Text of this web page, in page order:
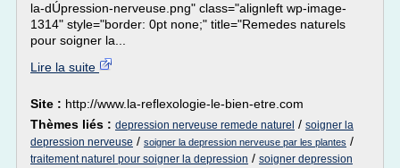
la-dÚpression-nerveuse.png" class="alignleft wp-image-
1314" style="border: 0pt none;" title="Remedes naturels
pour soigner la...
Lire la suite
Site : http://www.la-reflexologie-le-bien-etre.com
Thèmes liés : depression nerveuse remede naturel / soigner la
depression nerveuse / soigner la depression nerveuse par les plantes /
traitement naturel pour soigner la depression / soigner depression